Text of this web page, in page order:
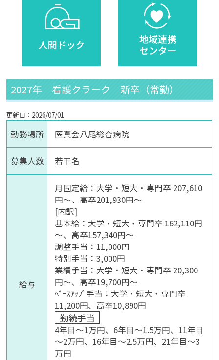
2027年 看護クラーク 新卒（常勤）
更新日：2026/07/01
勤務場所 医真会八尾総合病院
募集人数 若干名
給与
月固定給：大学・短大・専門卒 207,610
円～、高卒201,930円～
[内訳]
基本給：大学・短大・専門卒 162,110円
～、高卒157,340円～
調整手当：11,000円
特別手当：3,000円
業績手当：大学・短大・専門卒 20,300
円～、高卒19,700円～
ﾍﾞｰｽｱｯﾌﾟ手当：大学・短大・専門卒
11,200円、高卒10,890円
勤続手当
4年目～1万円、6年目～1.5万円、11年目
～2万円、16年目～2.5万円、21年目～3
万円